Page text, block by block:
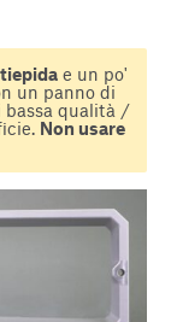
e un po'
un panno di
bassa qualità /
Non usare